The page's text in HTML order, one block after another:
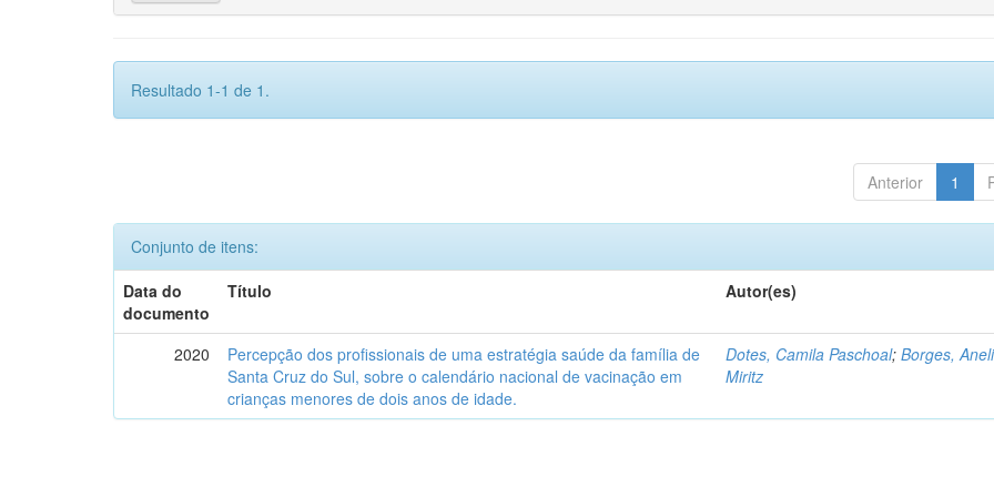
Resultado 1-1 de 1.
Anterior 1
Conjunto de itens:
Data do
documento
Título Autor(es)
2020
Percepção dos profissionais de uma estratégia saúde da família de
Santa Cruz do Sul, sobre o calendário nacional de vacinação em
crianças menores de dois anos de idade.
Dotes, Camila Paschoal;Borges,
Miritz